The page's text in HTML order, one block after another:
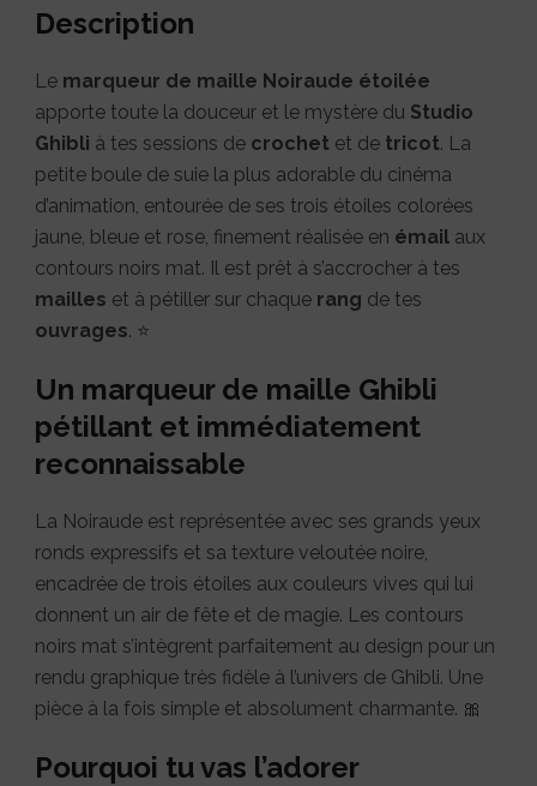
noire
⭐
Description
Le marqueur de maille Noiraude étoilée
apporte toute la douceur et le mystère du Studio
Ghibli à tes sessions de crochet et de tricot. La
petite boule de suie la plus adorable du cinéma
d’animation, entourée de ses trois étoiles colorées
jaune, bleue et rose, finement réalisée en émail aux
contours noirs mat. Il est prêt à s’accrocher à tes
mailles et à pétiller sur chaque rang de tes
ouvrages. ⭐
Un marqueur de maille Ghibli
pétillant et immédiatement
reconnaissable
La Noiraude est représentée avec ses grands yeux
ronds expressifs et sa texture veloutée noire,
encadrée de trois étoiles aux couleurs vives qui lui
donnent un air de fête et de magie. Les contours
noirs mat s’intègrent parfaitement au design pour un
rendu graphique très fidèle à l’univers de Ghibli. Une
pièce à la fois simple et absolument charmante. 🎀
Pourquoi tu vas l’adorer